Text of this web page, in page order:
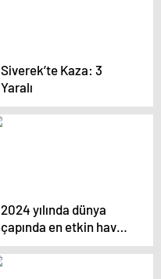
Siverek’te Kaza: 3
Yaralı
2024 yılında dünya
çapında en etkin hava
savunma sistemine
sahip ülkeler belli oldu